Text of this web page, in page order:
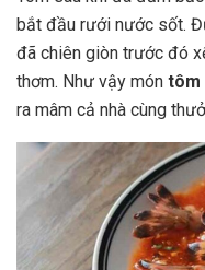
bắt đầu rưới nước sốt.
đã chiên giòn trước đó
thơm. Như vậy món tôm
ra mâm cả nhà cùng